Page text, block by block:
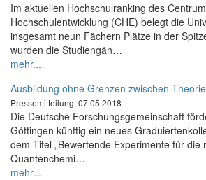
Im aktuellen Hochschulranking des
Hochschulentwicklung (CHE) belegt die
insgesamt neun Fächern Plätze in der
wurden die Studiengän…
mehr...
Ausbildung ohne Grenzen zwischen
Pressemitteilung, 07.05.2018
Die Deutsche Forschungsgemeinschaft
Göttingen künftig ein neues
dem Titel „Bewertende Experimente für die
Quantenchemi…
mehr...